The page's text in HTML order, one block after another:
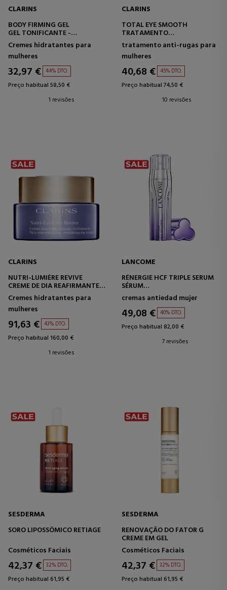
CLARINS
BODY FIRMING GEL
GEL TONIFICANTE -
REAFIRMANTE
Cremes hidratantes para
mulheres
32,97 € 44% DTO.
Preço habitual 58,50 €
1 revisões
CLARINS
TOTAL EYE SMOOTH
TRATAMENTO
ESPECIALIZADO PARA
CONTORNO DE OLHOS
tratamento anti-rugas para
mulheres
40,68 € 45% DTO.
Preço habitual 74,50 €
10 revisões
CLARINS
NUTRI-LUMIÈRE REVIVE
CREME DE DIA REAFIRMANTE -
REVITALIZANTE
Cremes hidratantes para
mulheres
91,63 € 43% DTO.
Preço habitual 160,00 €
1 revisões
LANCOME
RÉNERGIE HCF TRIPLE SERUM
SÉRUM
ANTIENVELHECIMENTO
cremas antiedad mujer
49,08 € 40% DTO.
Preço habitual 82,00 €
7 revisões
SESDERMA
SORO LIPOSSÔMICO RETIAGE
Cosméticos Faciais
42,37 € 32% DTO.
Preço habitual 61,95 €
SESDERMA
RENOVAÇÃO DO FATOR G
CREME EM GEL
Cosméticos Faciais
42,37 € 32% DTO.
Preço habitual 61,95 €